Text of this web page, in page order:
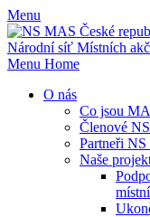
Menu
Národní síť Místních
Menu Home
O nás
Co jsou
Členové
Partneři
Naše